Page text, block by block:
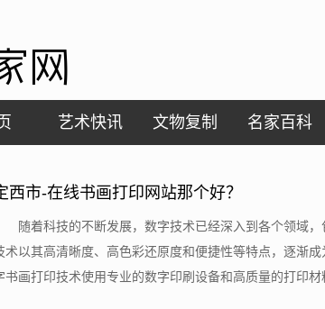
网
艺术快讯 文物复制 名家百科
西市-在线书画打印网站那个好？
随着科技的不断发展，数字技术已经深入到各个领域
术以其高清晰度、高色彩还原度和便捷性等特点，逐渐
书画打印技术使用专业的数字印刷设备和高质量的打印材